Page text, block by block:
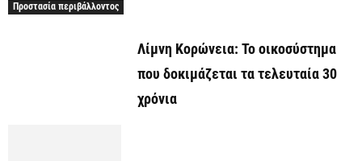
Προστασία περιβάλλοντος
Λίμνη Κορώνεια: Το οικοσύστημα
που δοκιμάζεται τα τελευταία 30
χρόνια